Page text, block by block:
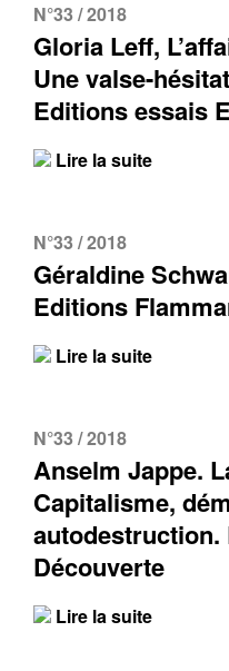
N°33 / 2018
Gloria Leff,
Une valse-
Editions essais
Lire la suite
N°33 / 2018
Géraldine
Editions
Lire la suite
N°33 / 2018
Anselm Jappe.
Capitalisme,
autodestruction.
Découverte
Lire la suite
Contacter
Récupération de